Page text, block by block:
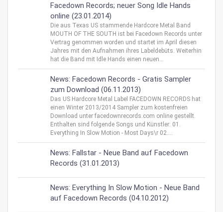
Facedown Records; neuer Song Idle Hands
online (23.01.2014)
Die aus Texas US stammende Hardcore Metal Band
MOUTH OF THE SOUTH ist bei Facedown Records unter
Vertrag genommen worden und startet im April diesen
Jahres mit den Aufnahmen ihres Labeldebüts. Weiterhin
hat die Band mit Idle Hands einen neuen...
News: Facedown Records - Gratis Sampler
zum Download (06.11.2013)
Das US Hardcore Metal Label FACEDOWN RECORDS hat
einen Winter 2013/2014 Sampler zum kostenfreien
Download unter facedownrecords.com online gestellt.
Enthalten sind folgende Songs und Künstler: 01.
Everything In Slow Motion - Most Days\r 02....
News: Fallstar - Neue Band auf Facedown
Records (31.01.2013)
News: Everything In Slow Motion - Neue Band
auf Facedown Records (04.10.2012)